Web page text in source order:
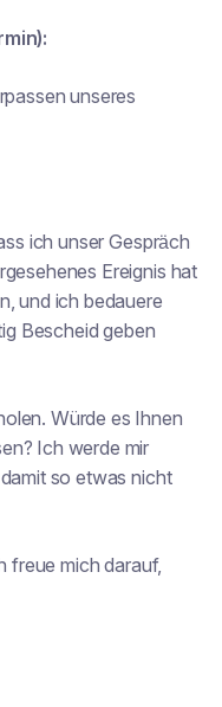
unseres
ich unser Gespräch
Ereignis hat
und ich bedauere
Bescheid geben
Würde es Ihnen
Ich werde mir
so etwas nicht
freue mich darauf,